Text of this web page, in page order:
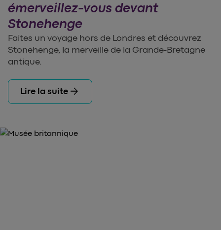
émerveillez-vous devant
Stonehenge
Faites un voyage hors de Londres et découvrez
Stonehenge, la merveille de la Grande-Bretagne
antique.
Lire la suite arrow_forward